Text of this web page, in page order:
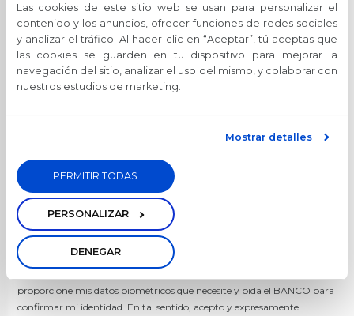
Las cookies de este sitio web se usan para personalizar el
contenido y los anuncios, ofrecer funciones de redes sociales
y analizar el tráfico. Al hacer clic en “Aceptar”, tú aceptas que
las cookies se guarden en tu dispositivo para mejorar la
navegación del sitio, analizar el uso del mismo, y colaborar con
nuestros estudios de marketing.
Mostrar detalles
PERMITIR TODAS
PERSONALIZAR
DENEGAR
los datos consignados en los correspondientes documentos electrónicos
o digitales como que si fuere mi firma manuscrita, de conformidad
con la legislación ecuatoriana.
Las instrucciones de aceptación de la CUENTA DE AHORROS DIGITAL
proporcionados por el BANCO a través de este canal electrónico,
constituirán suficiente prueba de mi consentimiento, y de la concesión
electrónico registrado dentro del proceso.
TRATAMIENTO DE DATOS BIOMETRICOS:
La contratación de la CUENTA DE AHORROS DIGITAL, siendo un
medio no presencial, requiere la validación de mi identidad a través de
fotografías, videos, videoconferencia, imágenes personales, voz, datos,
proporcione mis datos biométricos que necesite y pida el BANCO para
confirmar mi identidad. En tal sentido, acepto y expresamente